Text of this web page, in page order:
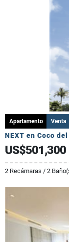
Apartamento Venta
NEXT en Coco
US$501,300
2 Recámaras / 2